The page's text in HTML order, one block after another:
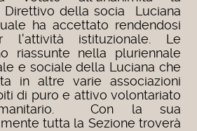
Direttivo della socia Luciana
ha accettato rendendosi
l'attività istituzionale. Le
riassunte nella pluriennale
e sociale della Luciana che
in altre varie associazioni
di puro e attivo volontariato
Con la sua
tutta la Sezione troverà